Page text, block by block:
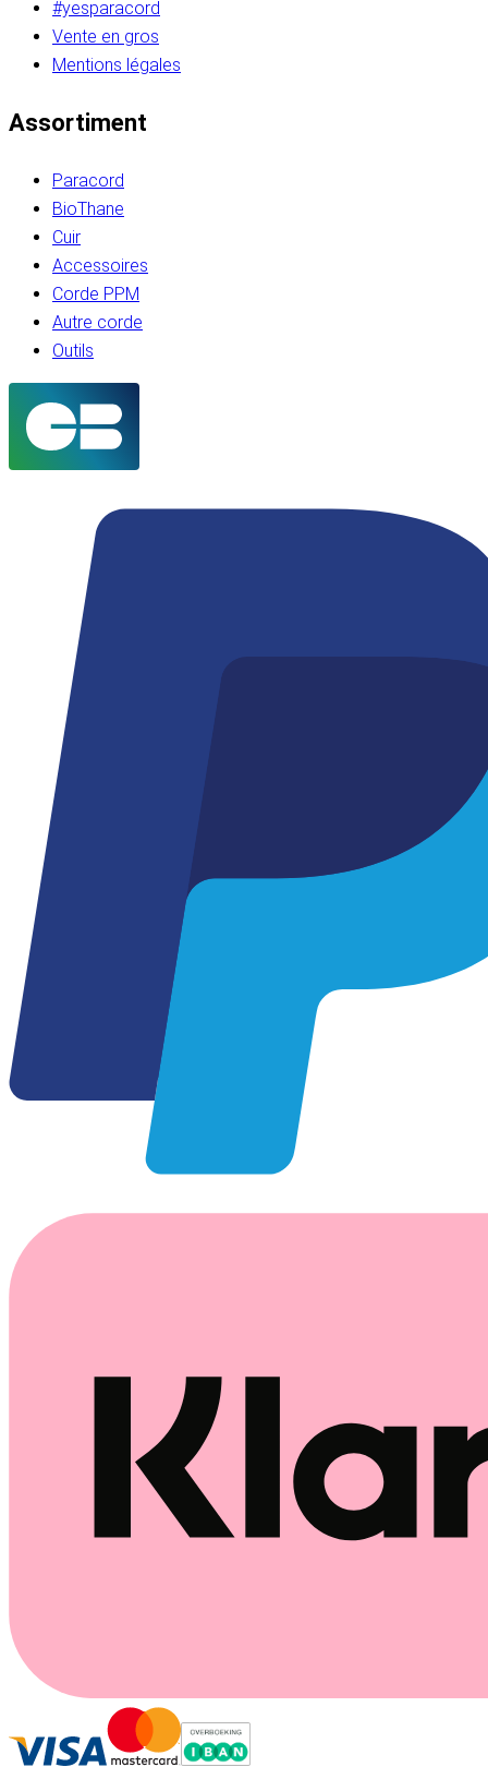
#yesparacord
Vente en gros
Mentions légales
Assortiment
Paracord
BioThane
Cuir
Accessoires
Corde PPM
Autre corde
Outils